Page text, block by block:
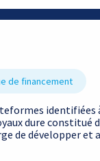
de financement
identifiées
dure constitué
de développer et